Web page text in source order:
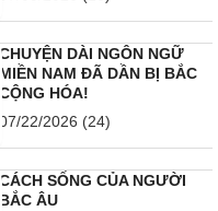
CHUYỆN DÀI NGÔN NGỮ
MIỀN NAM ĐÃ DẦN BỊ BẮC
CỘNG HÓA!
07/22/2026 (24)
CÁCH SỐNG CỦA NGƯỜI
BẮC ÂU